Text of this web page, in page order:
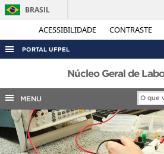
ACESSIBILIDADE CONTRASTE
BRASIL
PORTAL UFPEL
ACESSO À INFORMAÇÃO
AUDITORIA
COBALTO
CONCURSOS
EDITAIS
Núcleo Geral de
MENU